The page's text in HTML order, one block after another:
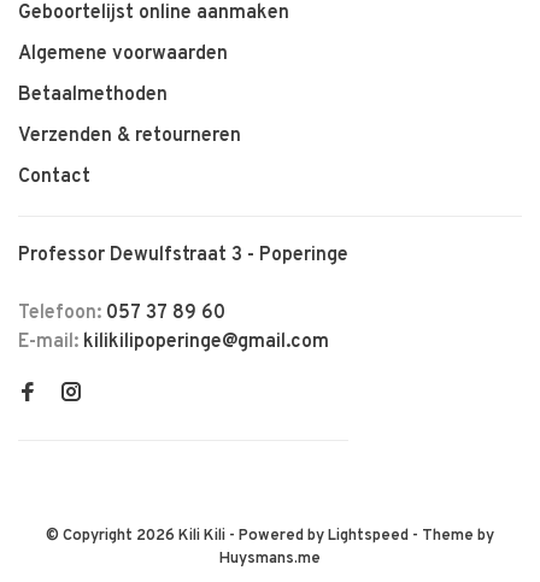
Geboortelijst online aanmaken
Algemene voorwaarden
Betaalmethoden
Verzenden & retourneren
Contact
Professor Dewulfstraat 3 - Poperinge
Telefoon: 057 37 89 60
E-mail: kilikilipoperinge@gmail.com
© Copyright 2026 Kili Kili - Powered byLightspeed - Theme by
Huysmans.me